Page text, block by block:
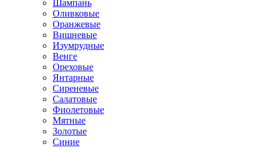
Шампань
Оливковые
Оранжевые
Вишневые
Изумрудные
Венге
Ореховые
Янтарные
Сиреневые
Салатовые
Фиолетовые
Мятные
Золотые
Синие